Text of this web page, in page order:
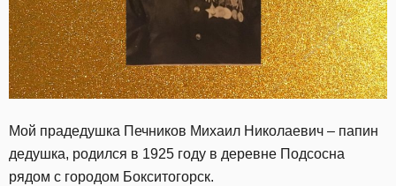
Мой прадедушка Печников Михаил Николаевич – папин
дедушка, родился в 1925 году в деревне Подсосна
рядом с городом Бокситогорск.